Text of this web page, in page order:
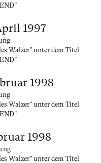
1997
Walzer" unter dem Titel
1998
Walzer" unter dem Titel
1998
Walzer" unter dem Titel